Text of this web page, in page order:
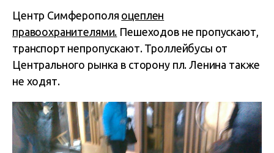
Центр Симферополя оцеплен
правоохранителями. Пешеходов не пропускают,
транспорт непропускают. Троллейбусы от
Центрального рынка в сторону пл. Ленина также
не ходят.